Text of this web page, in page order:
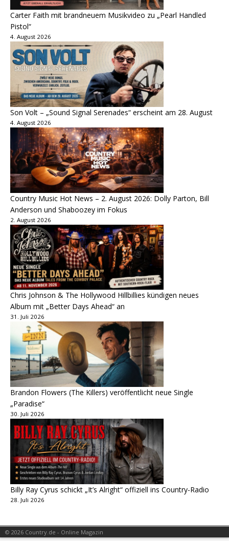
Carter Faith mit brandneuem Musikvideo zu „Pearl Handled
Pistol“
4. August 2026
Son Volt – „Sound Signal Serenades“ erscheint am 28. August
4. August 2026
Country Music Hot News – 2. August 2026: Dolly Parton, Bill
Anderson und Shaboozey im Fokus
2. August 2026
Chris Johnson & The Hollywood Hillbillies kündigen neues
Album mit „Better Days Ahead“ an
31. Juli 2026
Brandon Flowers (The Killers) veröffentlicht neue Single
„Paradise“
30. Juli 2026
Billy Ray Cyrus schickt „It’s Alright“ offiziell ins Country-Radio
28. Juli 2026
© 2026 Country.de - Online Magazin